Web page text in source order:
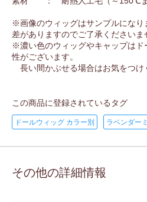
※画像のウィッグはサンプルになり
差がありますのでご了承くださいま
※濃い色のウィッグやキャップはド
性がございます。
長い間かぶせる場合はお気をつけ
この商品に登録されているタグ
ドールウィッグ カラー別 ラベンダー
その他の詳細情報